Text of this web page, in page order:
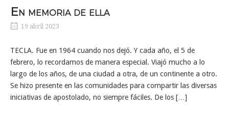
En memoria de ella
19 abril 2023
TECLA. Fue en 1964 cuando nos dejó. Y cada año, el 5 de
febrero, lo recordamos de manera especial. Viajó mucho a lo
largo de los años, de una ciudad a otra, de un continente a otro.
Se hizo presente en las comunidades para compartir las diversas
iniciativas de apostolado, no siempre fáciles. De los […]